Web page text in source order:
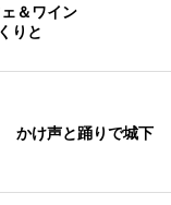
＆ワイン
りと
かけ声と踊りで城下